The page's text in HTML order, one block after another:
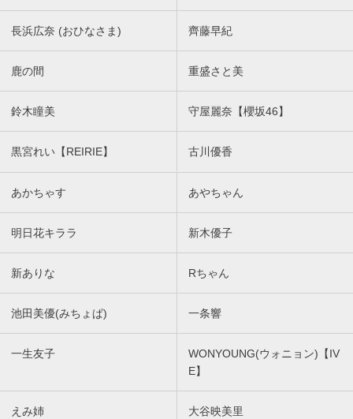
長浜広奈 (おひなさま) 齊藤早紀
鹿の間 重盛さと美
鈴木瞳美 守屋麗奈【櫻坂46】
黒宮れい【REIRIE】 古川優香
あかちゃす あやちゃん
明日花キララ 新木優子
新ありな Rちゃん
池田美優(みちょぱ) 一条響
一生友子
WONYOUNG(ウォニョン)【IV
E】
えみ姉 大谷映美里